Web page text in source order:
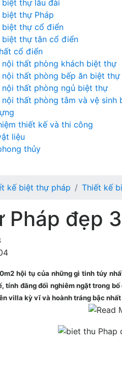
thự lâu đài
thự Pháp
biệt thự cổ điển
biệt thự tân cổ điển
cổ điển
nội thất phòng khách biệt thự
nội thất phòng bếp ăn biệt thự
nội thất phòng ngủ biệt thự
nội thất phòng tắm và vệ sinh
thiết kế và thi công
liệu
thủy
kế biệt thự pháp Thiết kế
Pháp đẹp
hội tụ của những gì tinh túy
tính đăng đối nghiêm ngặt trong
villa kỳ vĩ và hoành tráng bậc nhất